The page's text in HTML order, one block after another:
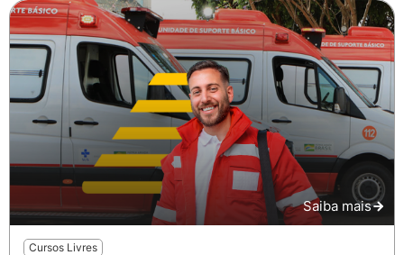
Saiba mais
Cursos Livres